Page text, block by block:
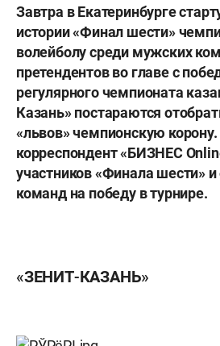
Завтра в Екатеринбурге
истории «Финал шести»
волейболу среди мужских
претендентов во главе с
регулярного чемпионата
Казань» постараются
«львов» чемпионскую
корреспондент «БИЗНЕС
участников «Финала шести»
команд на победу в турнире.
«ЗЕНИТ-КАЗАНЬ»